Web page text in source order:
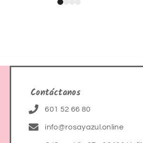
Contáctanos
601 52 66 80
info@rosayazul.online